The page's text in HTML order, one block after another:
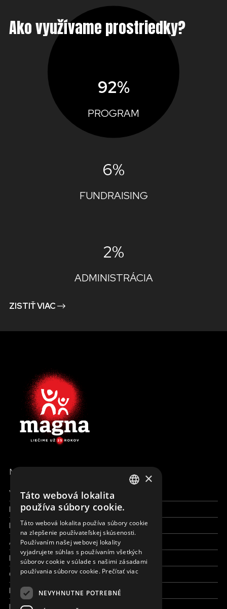
Ako využívame prostriedky?
92%
PROGRAM
6%
FUNDRAISING
2%
ADMINISTRÁCIA
ZISTIŤ VIAC
MENU
Všetky formy pomoci
Financie a reporty
Pracujte s nami
Aktuálne
Kto sme
Čo robíme
Kde robíme
Kontaktujte nás
CZECH
FRENCH
×
Táto webová lokalita
používa súbory cookie.
Táto webová lokalita používa súbory cookie
na zlepšenie používateľskej skúsenosti.
Používaním našej webovej lokality
vyjadrujete súhlas s používaním všetkých
súborov cookie v súlade s našimi zásadami
používania súborov cookie. Prečítať viac
NEVYHNUTNE POTREBNÉ